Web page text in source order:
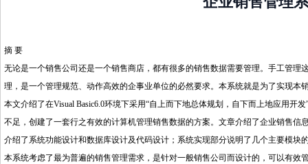
摘 要
无论是一个销售公司还是一个销售商店，都有很多的销售数据需要管理。手工管
理，是一个管理规范、动作高效的企事业单位的必然要求。本系统就是为了实现本
本文介绍了在Visual Basic6.0环境下采用“自上而下地总体规划，自下而上地应用
不足，创建了一套行之有效的计算机管理销售数据的方案。文章介绍了企业销售
介绍了系统功能设计和数据库设计及代码设计；系统实现部分说明了几个主要模块
本系统考虑了最为普遍的销售管理需求，是针对一般销售公司而设计的，可以有